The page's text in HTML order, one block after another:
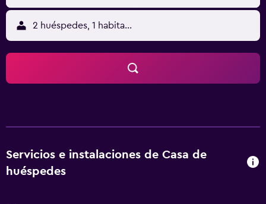
2 huéspedes, 1 habitación
Servicios e instalaciones de Casa de
huéspedes